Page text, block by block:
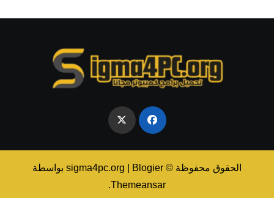
الحقوق محفوظة © sigma4pc.org Blogier
بواسطة
Themeansar
.